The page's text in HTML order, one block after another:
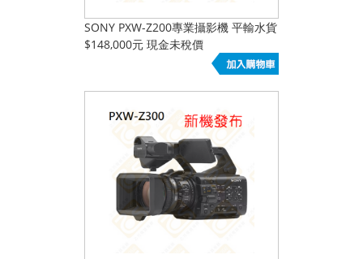
SONY PXW-Z200專業攝影機 平輸水貨
$148,000元 現金未稅價